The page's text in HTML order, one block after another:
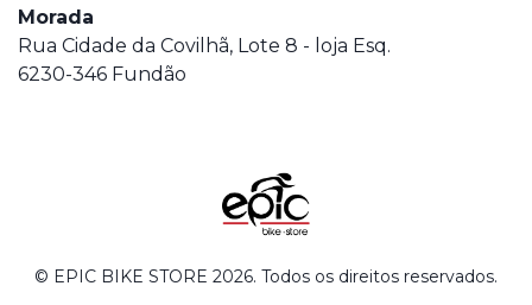
© EPIC BIKE STORE 2026. Todos os direitos reservados.
Morada
Rua Cidade da Covilhã, Lote 8 - loja Esq.
6230-346 Fundão